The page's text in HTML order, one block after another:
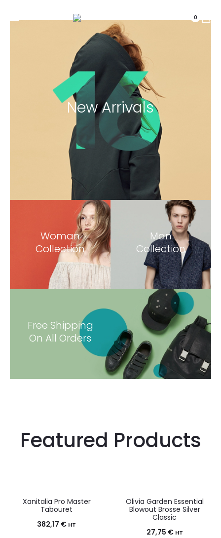
0
New Arrivals
Woman
Collection
Man
Collection
Free Shipping
On All Orders
Featured Products
Xanitalia Pro Master
Tabouret
382,17 € HT
Olivia Garden Essential
Blowout Brosse Silver
Classic
27,75 € HT